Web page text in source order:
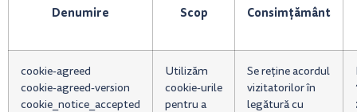
Denumire Scop Consimțământ
cookie-agreed
cookie-agreed-version
cookie_notice_accepted
Utilizăm
cookie-urile
pentru a
Se reține acordul
vizitatorilor în
legătură cu